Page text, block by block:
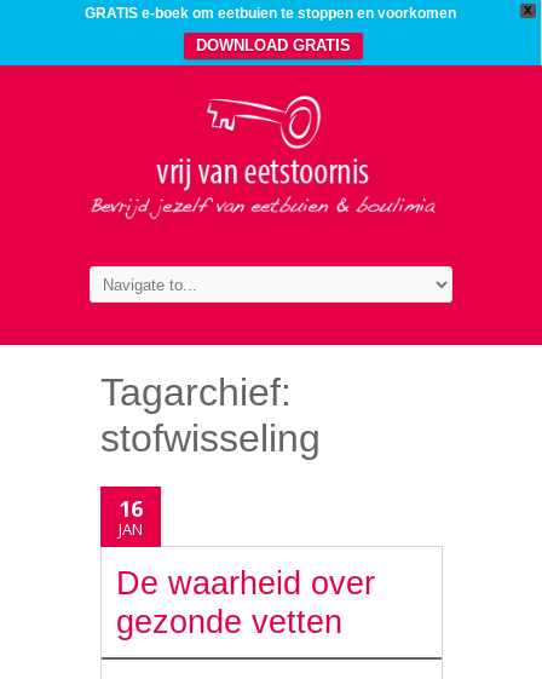
X
GRATIS e-boek om eetbuien te stoppen en voorkomen
DOWNLOAD GRATIS
Tagarchief:
stofwisseling
16
JAN
De waarheid over
gezonde vetten